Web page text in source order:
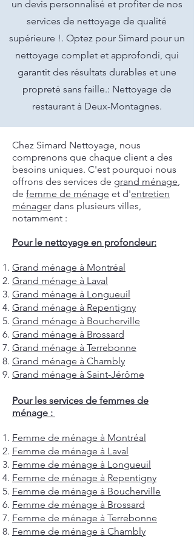
un devis personnalisé et profiter de nos
services de nettoyage de qualité
supérieure !. Optez pour Simard pour un
nettoyage complet et approfondi, qui
garantit des résultats durables et une
propreté sans faille.: Nettoyage de
restaurant à Deux-Montagnes.
Chez Simard Nettoyage, nous
comprenons que chaque client a des
besoins uniques. C'est pourquoi nous
offrons des services de grand ménage,
de femme de ménage et d'entretien
ménager dans plusieurs villes,
notamment :
Pour le nettoyage en profondeur:
Grand ménage à Montréal
Grand ménage à Laval
Grand ménage à Longueuil
Grand ménage à Repentigny
Grand ménage à Boucherville
Grand ménage à Brossard
Grand ménage à Terrebonne
Grand ménage à Chambly
Grand ménage à Saint-Jérôme
Pour les services de femmes de
ménage :
Femme de ménage à Montréal
Femme de ménage à Laval
Femme de ménage à Longueuil
Femme de ménage à Repentigny
Femme de ménage à Boucherville
Femme de ménage à Brossard
Femme de ménage à Terrebonne
Femme de ménage à Chambly